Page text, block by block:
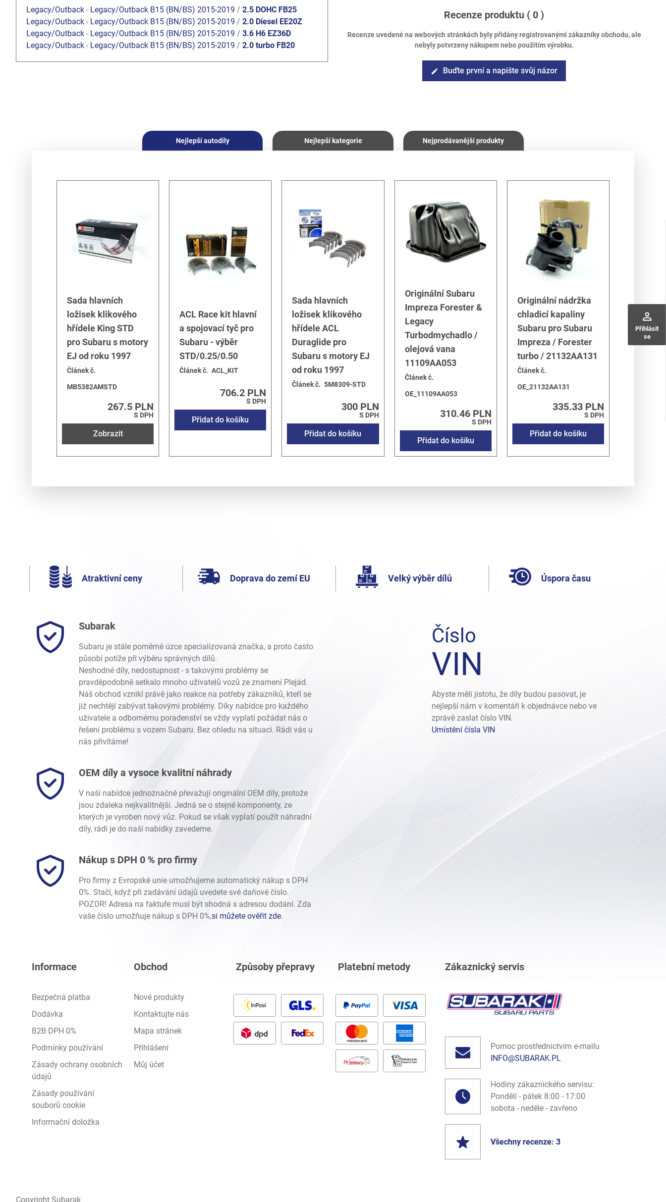
perm_identity
Přihlásit
se
Legacy/Outback - Legacy/Outback B15 (BN/BS) 2015-2019 / 2.5 DOHC FB25
Legacy/Outback - Legacy/Outback B15 (BN/BS) 2015-2019 / 2.0 Diesel EE20Z
Legacy/Outback - Legacy/Outback B15 (BN/BS) 2015-2019 / 3.6 H6 EZ36D
Legacy/Outback - Legacy/Outback B15 (BN/BS) 2015-2019 / 2.0 turbo FB20
Recenze produktu ( 0 )
Recenze uvedené na webových stránkách byly přidány registrovanými zákazníky obchodu, ale
nebyly potvrzeny nákupem nebo použitím výrobku.
edit Buďte první a napište svůj názor
Nejlepší autodíly Nejlepší kategorie Nejprodávanější produkty
Sada hlavních
ložisek klikového
hřídele King STD
pro Subaru s motory
EJ od roku 1997
Článek č.
MB5382AMSTD
267.5 PLN
S DPH
Zobrazit
ACL Race kit hlavní
a spojovací tyč pro
Subaru - výběr
STD/0.25/0.50
Článek č. ACL_KIT
706.2 PLN
S DPH
Přidat do košíku
Sada hlavních
ložisek klikového
hřídele ACL
Duraglide pro
Subaru s motory EJ
od roku 1997
Článek č. 5M8309-STD
300 PLN
S DPH
Přidat do košíku
Originální Subaru
Impreza Forester &
Legacy
Turbodmychadlo /
olejová vana
11109AA053
Článek č.
OE_11109AA053
310.46 PLN
S DPH
Přidat do košíku
Originální nádržka
chladicí kapaliny
Subaru pro Subaru
Impreza / Forester
turbo / 21132AA131
Článek č.
OE_21132AA131
335.33 PLN
S DPH
Přidat do košíku
Atraktivní ceny Doprava do zemí EU Velký výběr dílů Úspora času
Subarak
Subaru je stále poměrně úzce specializovaná značka, a proto často
působí potíže při výběru správných dílů.
Neshodné díly, nedostupnost - s takovými problémy se
pravděpodobně setkalo mnoho uživatelů vozů ze znamení Plejád.
Náš obchod vznikl právě jako reakce na potřeby zákazníků, kteří se
již nechtějí zabývat takovými problémy. Díky nabídce pro každého
uživatele a odbornému poradenství se vždy vyplatí požádat nás o
řešení problému s vozem Subaru. Bez ohledu na situaci. Rádi vás u
nás přivítáme!
OEM díly a vysoce kvalitní náhrady
V naší nabídce jednoznačně převažují originální OEM díly, protože
jsou zdaleka nejkvalitnější. Jedná se o stejné komponenty, ze
kterých je vyroben nový vůz. Pokud se však vyplatí použít náhradní
díly, rádi je do naší nabídky zavedeme.
Nákup s DPH 0 % pro firmy
Pro firmy z Evropské unie umožňujeme automatický nákup s DPH
0%. Stačí, když při zadávání údajů uvedete své daňové číslo.
POZOR! Adresa na faktuře musí být shodná s adresou dodání. Zda
vaše číslo umožňuje nákup s DPH 0%,si můžete ověřit zde.
Číslo
VIN
Abyste měli jistotu, že díly budou pasovat, je
nejlepší nám v komentáři k objednávce nebo ve
zprávě zaslat číslo VIN.
Umístění čísla VIN
Informace
Bezpečná platba
Dodávka
B2B DPH 0%
Podmínky používání
Zásady ochrany osobních
údajů
Zásady používání
souborů cookie
Informační doložka
Obchod
Nové produkty
Kontaktujte nás
Mapa stránek
Přihlášení
Můj účet
Způsoby přepravy Platební metody Zákaznický servis
Pomoc prostřednictvím e-mailu
INFO@SUBARAK.PL
Hodiny zákaznického servisu:
Pondělí - pátek 8:00 - 17:00
sobota - neděle - zavřeno
Všechny recenze: 3
Copyright Subarak